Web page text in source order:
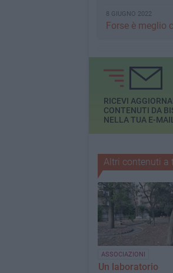
8 GIUGNO 2022
Forse è meglio
RICEVI
CONTENUTI DA
NELLA TUA E-MAIL
Altri contenuti a
ASSOCIAZIONI
Un laboratorio